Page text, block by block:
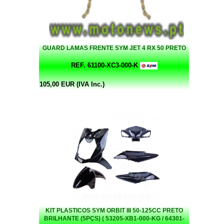
GUARD LAMAS FRENTE SYM JET 4 RX 50 PRETO
REF. 61100-XC3-000-K
105,00 EUR (IVA Inc.)
KIT PLASTICOS SYM ORBIT III 50-125CC PRETO
BRILHANTE (5PÇS) ( 53205-XB1-000-KG / 64301-